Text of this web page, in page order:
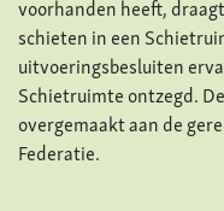
voorhanden heeft,
schieten in een
uitvoeringsbesluiten
Schietruimte ontzegd.
overgemaakt aan de
Federatie.